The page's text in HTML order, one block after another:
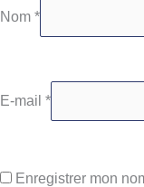
Nom *
E-mail *
Enregistrer mon